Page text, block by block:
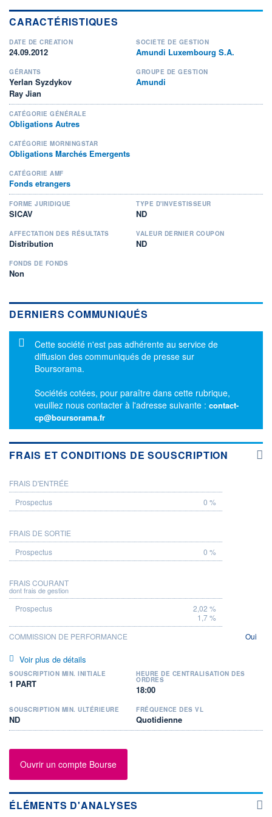
CARACTÉRISTIQUES
DATE DE CRÉATION
24.09.2012
SOCIÉTÉ DE GESTION
Amundi Luxembourg S.A.
GÉRANTS
Yerlan Syzdykov
Ray Jian
GROUPE DE GESTION
Amundi
CATÉGORIE GÉNÉRALE
Obligations Autres
CATÉGORIE MORNINGSTAR
Obligations Marchés Emergents
CATÉGORIE AMF
Fonds etrangers
FORME JURIDIQUE
SICAV
TYPE D'INVESTISSEUR
ND
AFFECTATION DES RÉSULTATS
Distribution
VALEUR DERNIER COUPON
ND
FONDS DE FONDS
Non
DERNIERS COMMUNIQUÉS
Message d'information
Cette société n'est pas adhérente au service de
diffusion des communiqués de presse sur
Boursorama.
Sociétés cotées, pour paraître dans cette rubrique,
veuillez nous contacter à l'adresse suivante : contact-
cp@boursorama.fr
FRAIS ET CONDITIONS DE SOUSCRIPTION
PROSPECTUS
FRAIS D'ENTRÉE
0 %
FRAIS DE SORTIE
0 %
FRAIS COURANT
dont frais de gestion
2,02 %
1,7 %
COMMISSION DE PERFORMANCE
Oui
Voir plus de détails
SOUSCRIPTION MIN. INITIALE
1 PART
HEURE DE CENTRALISATION DES
ORDRES
18:00
SOUSCRIPTION MIN. ULTÉRIEURE
ND
FRÉQUENCE DES VL
Quotidienne
Ouvrir un compte Bourse
ÉLÉMENTS D'ANALYSES